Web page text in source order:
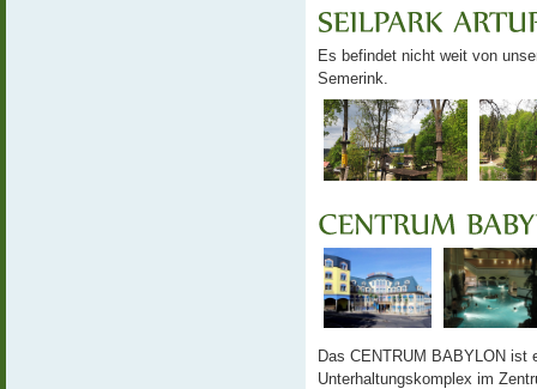
Es befindet nicht weit von
Semerink.
Das CENTRUM BABYLON ist
Unterhaltungskomplex im